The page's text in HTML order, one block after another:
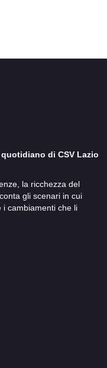
di CSV Lazio
la ricchezza del
gli scenari in cui
i cambiamenti che li